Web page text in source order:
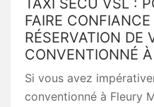
TAXI SECU VSL :
FAIRE
RÉSERVATION DE
CONVENTIONNÉ
Si vous avez
conventionné à Fleury